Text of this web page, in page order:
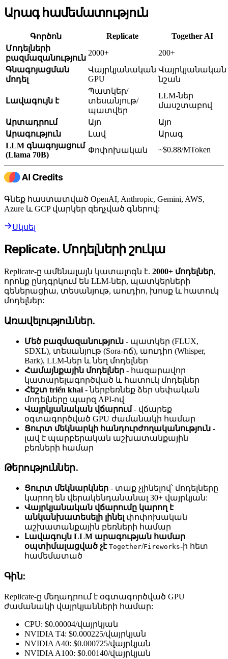
Արագ համեմատություն
Գործոն Replicate
Together AI
Մոդելների
բազմազանություն
2000+
200+
Գնագոյացման
մոդել
Վայրկյանական
GPU
Վայրկյանական
նշան
Լավագույն է
Պատկեր/
տեսանյութ/
պատվեր
LLM-ներ
մասշտաբով
Արտադրում
Այո
Այո
Արագություն
Լավ
Արագ
LLM գնագոյացում
(Llama 70B)
Փոփոխական ~$0.88/MToken
Գնեք հաստատված OpenAI, Anthropic, Gemini, AWS,
Azure և GCP վարկեր զեղչված գներով:
Սկսել
Replicate. Մոդելների շուկա
Replicate-ը ամենալայն կատալոգն է. 2000+ մոդելներ,
որոնք ընդգրկում են LLM-ներ, պատկերների
գեներացիա, տեսանյութ, աուդիո, խոսք և հատուկ
մոդելներ:
Առավելություններ.
Մեծ բազմազանություն - պատկեր (FLUX,
SDXL), տեսանյութ (Sora-ոճ), աուդիո (Whisper,
Bark), LLM-ներ և նեղ մոդելներ
Համայնքային մոդելներ - հազարավոր
կատարելագործված և հատուկ մոդելներ
Հեշտ triển khai - ներբեռնեք ձեր սեփական
մոդելները պարզ API-ով
Վայրկյանական վճարում- վճարեք
օգտագործված GPU ժամանակի համար
Ցուրտ մեկնարկի հանդուրժողականություն -
լավ է պարբերական աշխատանքային
բեռների համար
Թերություններ.
Ցուրտ մեկնարկներ - տաք չլինելով՝ մոդելները
կարող են վերակենդանանալ 30+ վայրկյան:
Վայրկյանական վճարումը կարող է
անկանխատեսելի լինել փոփոխական
աշխատանքային բեռների համար
Լավագույն LLM արագության համար
օպտիմալացված չէ Together/Fireworks-ի հետ
համեմատած
Գին:
Replicate-ը մեղադրում է օգտագործված GPU
ժամանակի վայրկյանների համար:
CPU: $0.00004/վայրկյան
NVIDIA T4: $0.000225/վայրկյան
NVIDIA A40: $0.000725/վայրկյան
NVIDIA A100: $0.00140/վայրկյան